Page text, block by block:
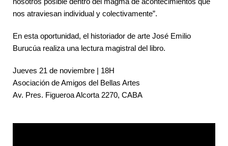
nosotros posible dentro del magma de acontecimientos que
nos atraviesan individual y colectivamente”.
En esta oportunidad, el historiador de arte José Emilio
Burucúa realiza una lectura magistral del libro.
Jueves 21 de noviembre | 18H
Asociación de Amigos del Bellas Artes
Av. Pres. Figueroa Alcorta 2270, CABA